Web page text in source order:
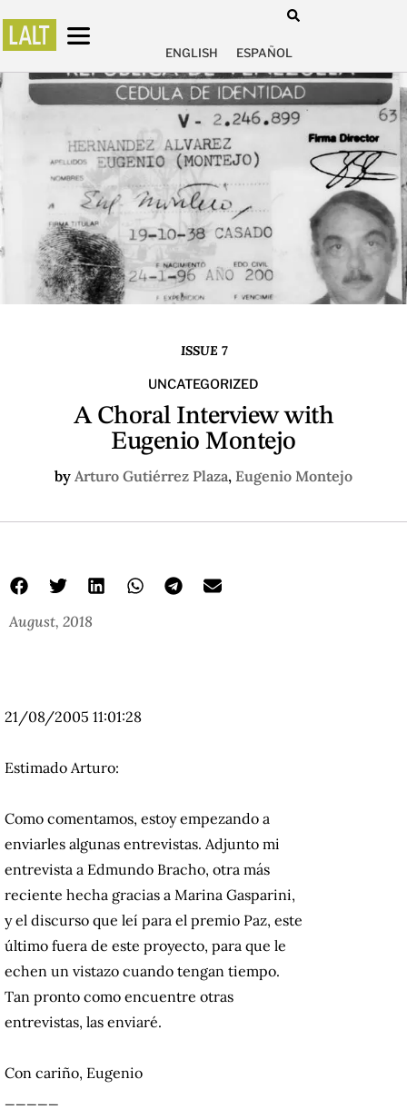
ENGLISH ESPAÑOL
ISSUE 7
UNCATEGORIZED
A Choral Interview with
Eugenio Montejo
by Arturo Gutiérrez Plaza, Eugenio Montejo
August, 2018
21/08/2005 11:01:28
Estimado Arturo:
Como comentamos, estoy empezando a
enviarles algunas entrevistas. Adjunto mi
entrevista a Edmundo Bracho, otra más
reciente hecha gracias a Marina Gasparini,
y el discurso que leí para el premio Paz, este
último fuera de este proyecto, para que le
echen un vistazo cuando tengan tiempo.
Tan pronto como encuentre otras
entrevistas, las enviaré.
Con cariño, Eugenio